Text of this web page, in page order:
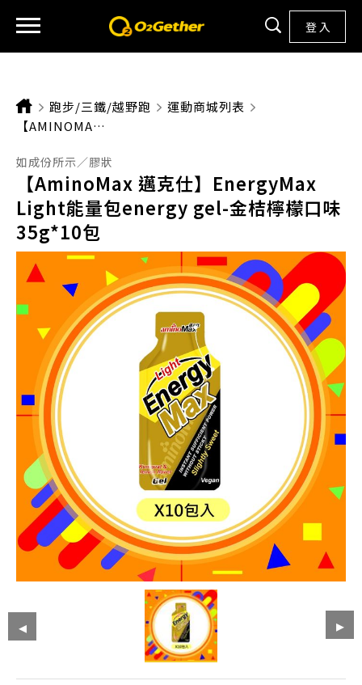
登 入
跑步/三鐵/越野跑
運動商城列表
CURRENT:
【AMINOMAX 邁克仕】ENERGYMAX LIGHT能量包ENERGY GEL-金桔檸檬口味 35G*10包
如成份所示／膠狀
【AminoMax 邁克仕】EnergyMax
Light能量包energy gel-金桔檸檬口味
35g*10包